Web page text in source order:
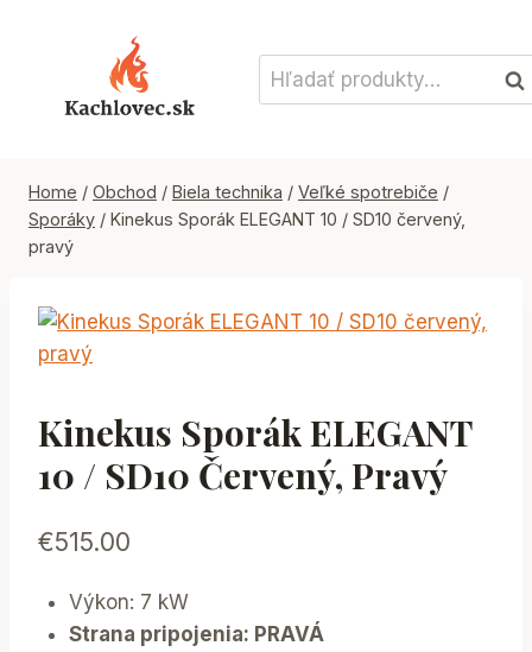
Hľadať:
Home / Obchod / Biela technika / Veľké spotrebiče /
Sporáky / Kinekus Sporák ELEGANT 10 / SD10 červený,
pravý
Kinekus Sporák ELEGANT
10 / SD10 Červený, Pravý
€515.00
Výkon: 7 kW
Strana pripojenia: PRAVÁ